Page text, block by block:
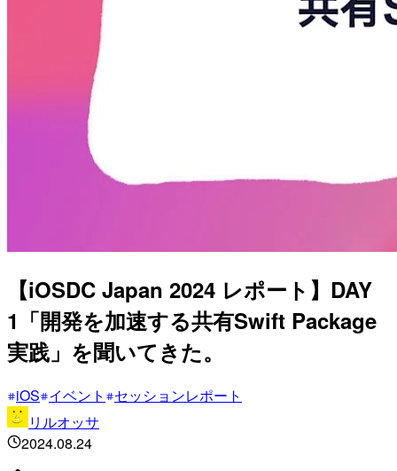
【iOSDC Japan 2024 レポート】DAY
1「開発を加速する共有Swift Package
実践」を聞いてきた。
iOS イベント
セッションレポート
リルオッサ
2024.08.24